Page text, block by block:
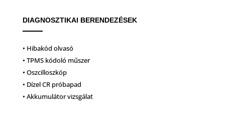
DIAGNOSZTIKAI BERENDEZÉSEK
• Hibakód olvasó
• TPMS kódoló műszer
• Oszcilloszkóp
• Dízel CR próbapad
• Akkumulátor vizsgálat